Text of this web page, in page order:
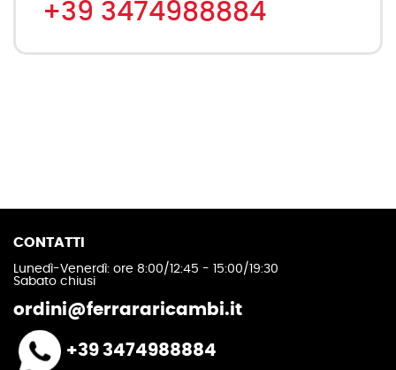
+39 3474988884
CONTATTI
Lunedì-Venerdì: ore 8:00/12:45 - 15:00/19:30
Sabato chiusi
ordini@ferrararicambi.it
+39 3474988884